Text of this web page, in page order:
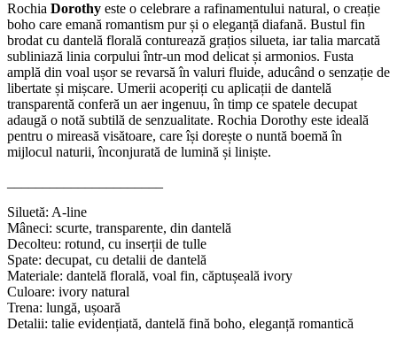
Rochia Dorothy este o celebrare a rafinamentului natural, o creație
boho care emană romantism pur și o eleganță diafană. Bustul fin
brodat cu dantelă florală conturează grațios silueta, iar talia marcată
subliniază linia corpului într-un mod delicat și armonios. Fusta
amplă din voal ușor se revarsă în valuri fluide, aducând o senzație de
libertate și mișcare. Umerii acoperiți cu aplicații de dantelă
transparentă conferă un aer ingenuu, în timp ce spatele decupat
adaugă o notă subtilă de senzualitate. Rochia Dorothy este ideală
pentru o mireasă visătoare, care își dorește o nuntă boemă în
mijlocul naturii, înconjurată de lumină și liniște.
Siluetă: A-line
Mâneci: scurte, transparente, din dantelă
Decolteu: rotund, cu inserții de tulle
Spate: decupat, cu detalii de dantelă
Materiale: dantelă florală, voal fin, căptușeală ivory
Culoare: ivory natural
Trena: lungă, ușoară
Detalii: talie evidențiată, dantelă fină boho, eleganță romantică